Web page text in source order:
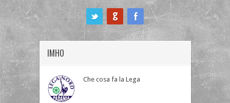
IMHO
Che cosa fa la Lega